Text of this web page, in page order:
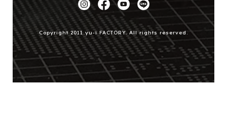
Copyright 2011 yu-i FACTORY. All rights reserved.